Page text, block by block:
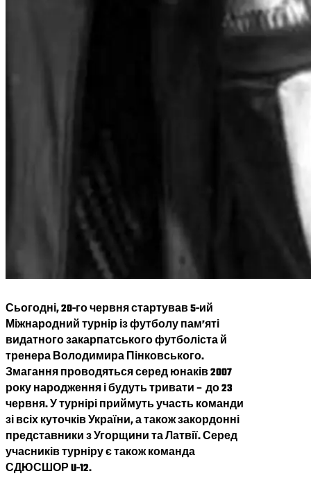
Сьогодні, 20-го червня стартував 5-ий
Міжнародний турнір із футболу пам’яті
видатного закарпатського футболіста й
тренера Володимира Пінковського.
Змагання проводяться серед юнаків 2007
року народження і будуть тривати – до 23
червня. У турнірі приймуть участь команди
зі всіх куточків України, а також закордонні
представники з Угорщини та Латвії. Серед
учасників турніру є також команда
СДЮСШОР U-12.